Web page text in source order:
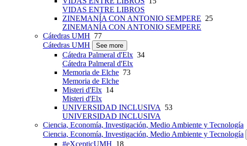
VIDAS ENTRE LIBROS
ZINEMANÍA CON ANTONIO SEMPERE 25
ZINEMANÍA CON ANTONIO SEMPERE
Cátedras UMH 77
Cátedras UMH
See more
Cátedra Palmeral d'Elx 34
Cátedra Palmeral d'Elx
Memoria de Elche 73
Memoria de Elche
Misteri d'Elx 14
Misteri d'Elx
UNIVERSIDAD INCLUSIVA
53
UNIVERSIDAD INCLUSIVA
Ciencia, Economía, Investigación, Medio Ambiente y Tecnología
Ciencia, Economía, Investigación, Medio Ambiente y Tecnología
#eXcepticUMH 18